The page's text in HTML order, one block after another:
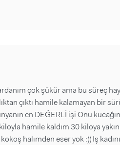
çok şükür ama bu süreç
çıktı hamile kalamayan bir
en DEĞERLİ işi Onu
hamile kaldım 30 kiloya
halimden eser yok :)) İş